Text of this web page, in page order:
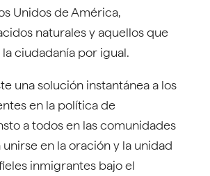
Unidos de América,
naturales y aquellos que
ciudadanía por igual.
una solución instantánea a los
en la política de
a todos en las comunidades
en la oración y la unidad
inmigrantes bajo el